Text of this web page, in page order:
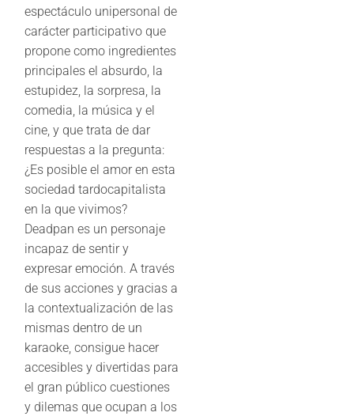
espectáculo unipersonal de
carácter participativo que
propone como ingredientes
principales el absurdo, la
estupidez, la sorpresa, la
comedia, la música y el
cine, y que trata de dar
respuestas a la pregunta:
¿Es posible el amor en esta
sociedad tardocapitalista
en la que vivimos?
Deadpan es un personaje
incapaz de sentir y
expresar emoción. A través
de sus acciones y gracias a
la contextualización de las
mismas dentro de un
karaoke, consigue hacer
accesibles y divertidas para
el gran público cuestiones
y dilemas que ocupan a los